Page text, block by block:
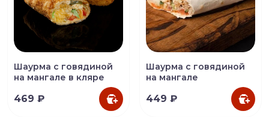
Шаурма с говядиной
на мангале в кляре
469 ₽
Шаурма с говядиной
на мангале
449 ₽